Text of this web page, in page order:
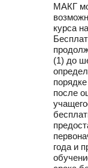
МАКГ
курса
(1) до
после
года и